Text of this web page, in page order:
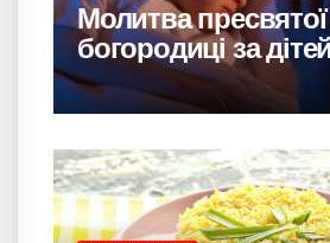
Молитва пресвятої
богородиці за
захисту і
тепла